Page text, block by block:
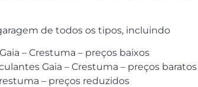
de todos os tipos, incluindo
– Crestuma – preços baixos
Gaia – Crestuma – preços baratos
– preços reduzidos